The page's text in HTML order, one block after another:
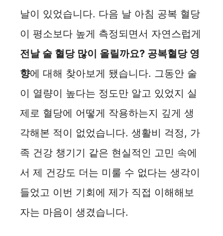
날이 있었습니다. 다음 날 아침 공복 혈당
이 평소보다 높게 측정되면서 자연스럽게
전날 술 혈당 많이 올릴까요? 공복혈당 영
향에 대해 찾아보게 됐습니다. 그동안 술
이 열량이 높다는 정도만 알고 있었지 실
제로 혈당에 어떻게 작용하는지 깊게 생
각해본 적이 없었습니다. 생활비 걱정, 가
족 건강 챙기기 같은 현실적인 고민 속에
서 제 건강도 더는 미룰 수 없다는 생각이
들었고 이번 기회에 제가 직접 이해해보
자는 마음이 생겼습니다.